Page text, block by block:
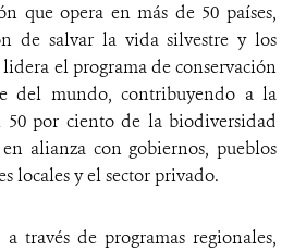
que opera en más de 50 países,
de salvar la vida silvestre y los
lidera el programa de conservación
del mundo, contribuyendo a la
50 por ciento de la biodiversidad
alianza con gobiernos, pueblos
locales y el sector privado.
través de programas regionales,